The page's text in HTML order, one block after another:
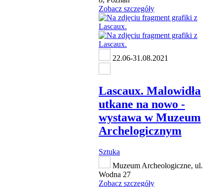
Zobacz szczegóły
22.06-31.08.2021
Lascaux. Malowidła
utkane na nowo -
wystawa w Muzeum
Archelogicznym
Sztuka
Muzeum Archeologiczne, ul.
Wodna 27
Zobacz szczegóły